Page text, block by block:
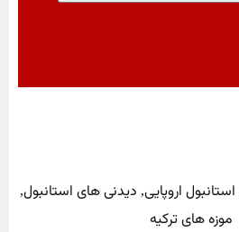
استانبول اروپایی, دیدنی های استانبول,
موزه های ترکیه